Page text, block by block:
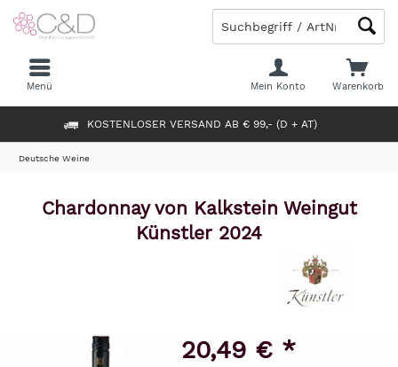
KOSTENLOSER VERSAND AB € 99,- (D + AT)
Warenkorb
Mein Konto
Menü
Deutsche Weine
Chardonnay von Kalkstein Weingut
Künstler 2024
20,49 € *